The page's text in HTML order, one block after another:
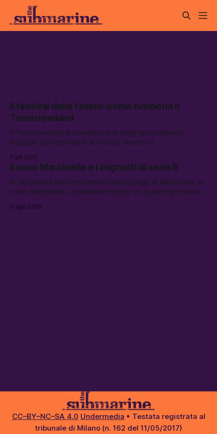
Il festival delle favole: come funziona il
Tomorrowland
Il Tomorrowland è diventato uno degli appuntamenti
musicali più importanti al mondo: merito di
riconoscibilità senza eguali.
7 ott 2017
Il caso Marcinelle e i migranti di serie B
In occasione dell’anniversario della strage di Marcinelle, si
sono moltiplicati i commenti razzisti su quanto gli italiani
9 ago 2016
CC–BY–NC–SA 4.0 Undermedia • Testata registrata al
tribunale di Milano (n. 162 del 11/05/2017)